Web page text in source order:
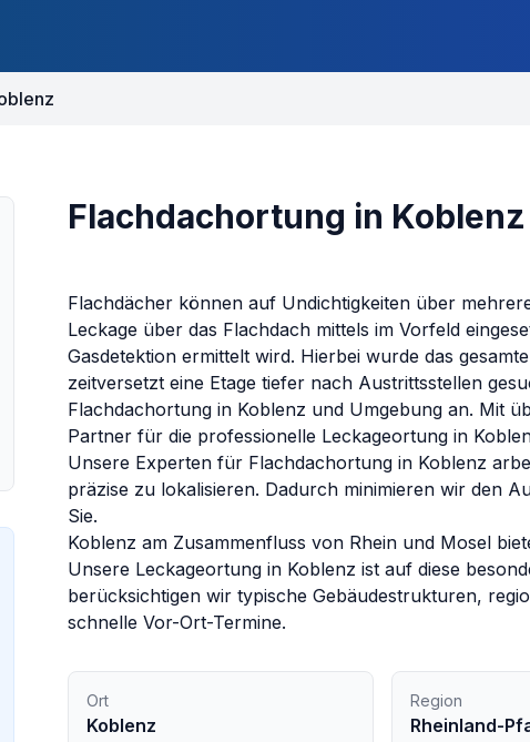
Flachdachortung in Koblenz
Flachdächer können auf Undichtigkeiten über
Leckage über das Flachdach mittels im Vorfeld
Gasdetektion ermittelt wird. Hierbei wurde das
zeitversetzt eine Etage tiefer nach Austrittsstellen
Flachdachortung in Koblenz und Umgebung an. Mit
Partner für die professionelle Leckageortung in
Unsere Experten für Flachdachortung in Koblenz
präzise zu lokalisieren. Dadurch minimieren wir den
Sie.
Koblenz am Zusammenfluss von Rhein und Mosel
Unsere Leckageortung in Koblenz ist auf diese
berücksichtigen wir typische Gebäudestrukturen,
schnelle Vor-Ort-Termine.
Ort
Koblenz
Region
Rheinland-